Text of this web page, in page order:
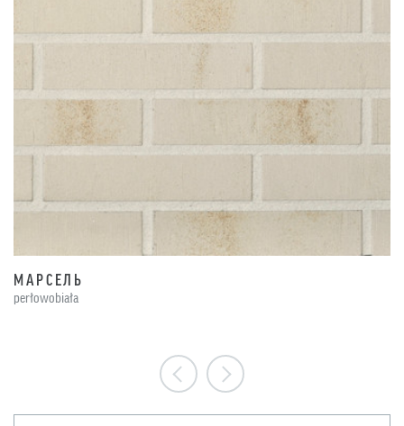
МАРСЕЛЬ
perłowobiała